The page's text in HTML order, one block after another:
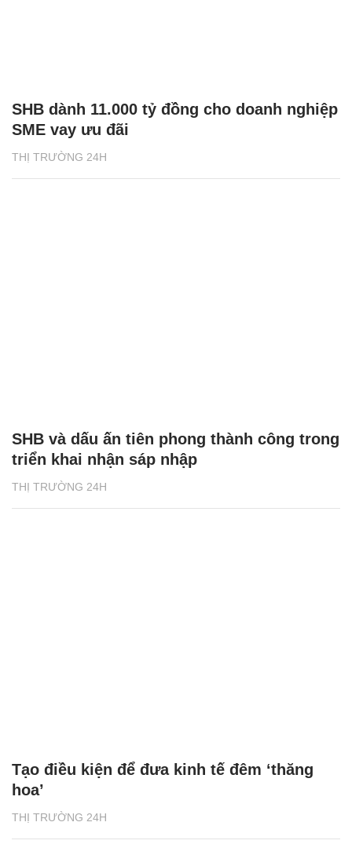
THỊ TRƯỜNG 24H
SHB dành 11.000 tỷ đồng cho doanh nghiệp
SME vay ưu đãi
THỊ TRƯỜNG 24H
SHB và dấu ấn tiên phong thành công trong
triển khai nhận sáp nhập
THỊ TRƯỜNG 24H
Tạo điều kiện để đưa kinh tế đêm ‘thăng
hoa’